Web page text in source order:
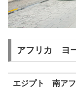
アフリカ ヨ
エジプト 南ア